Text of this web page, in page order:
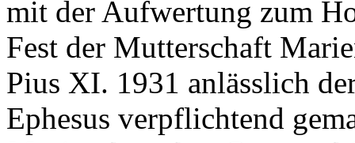
mit der Aufwertung zum
Fest der Mutterschaft
Pius XI. 1931 anlässlich
Ephesus verpflichtend